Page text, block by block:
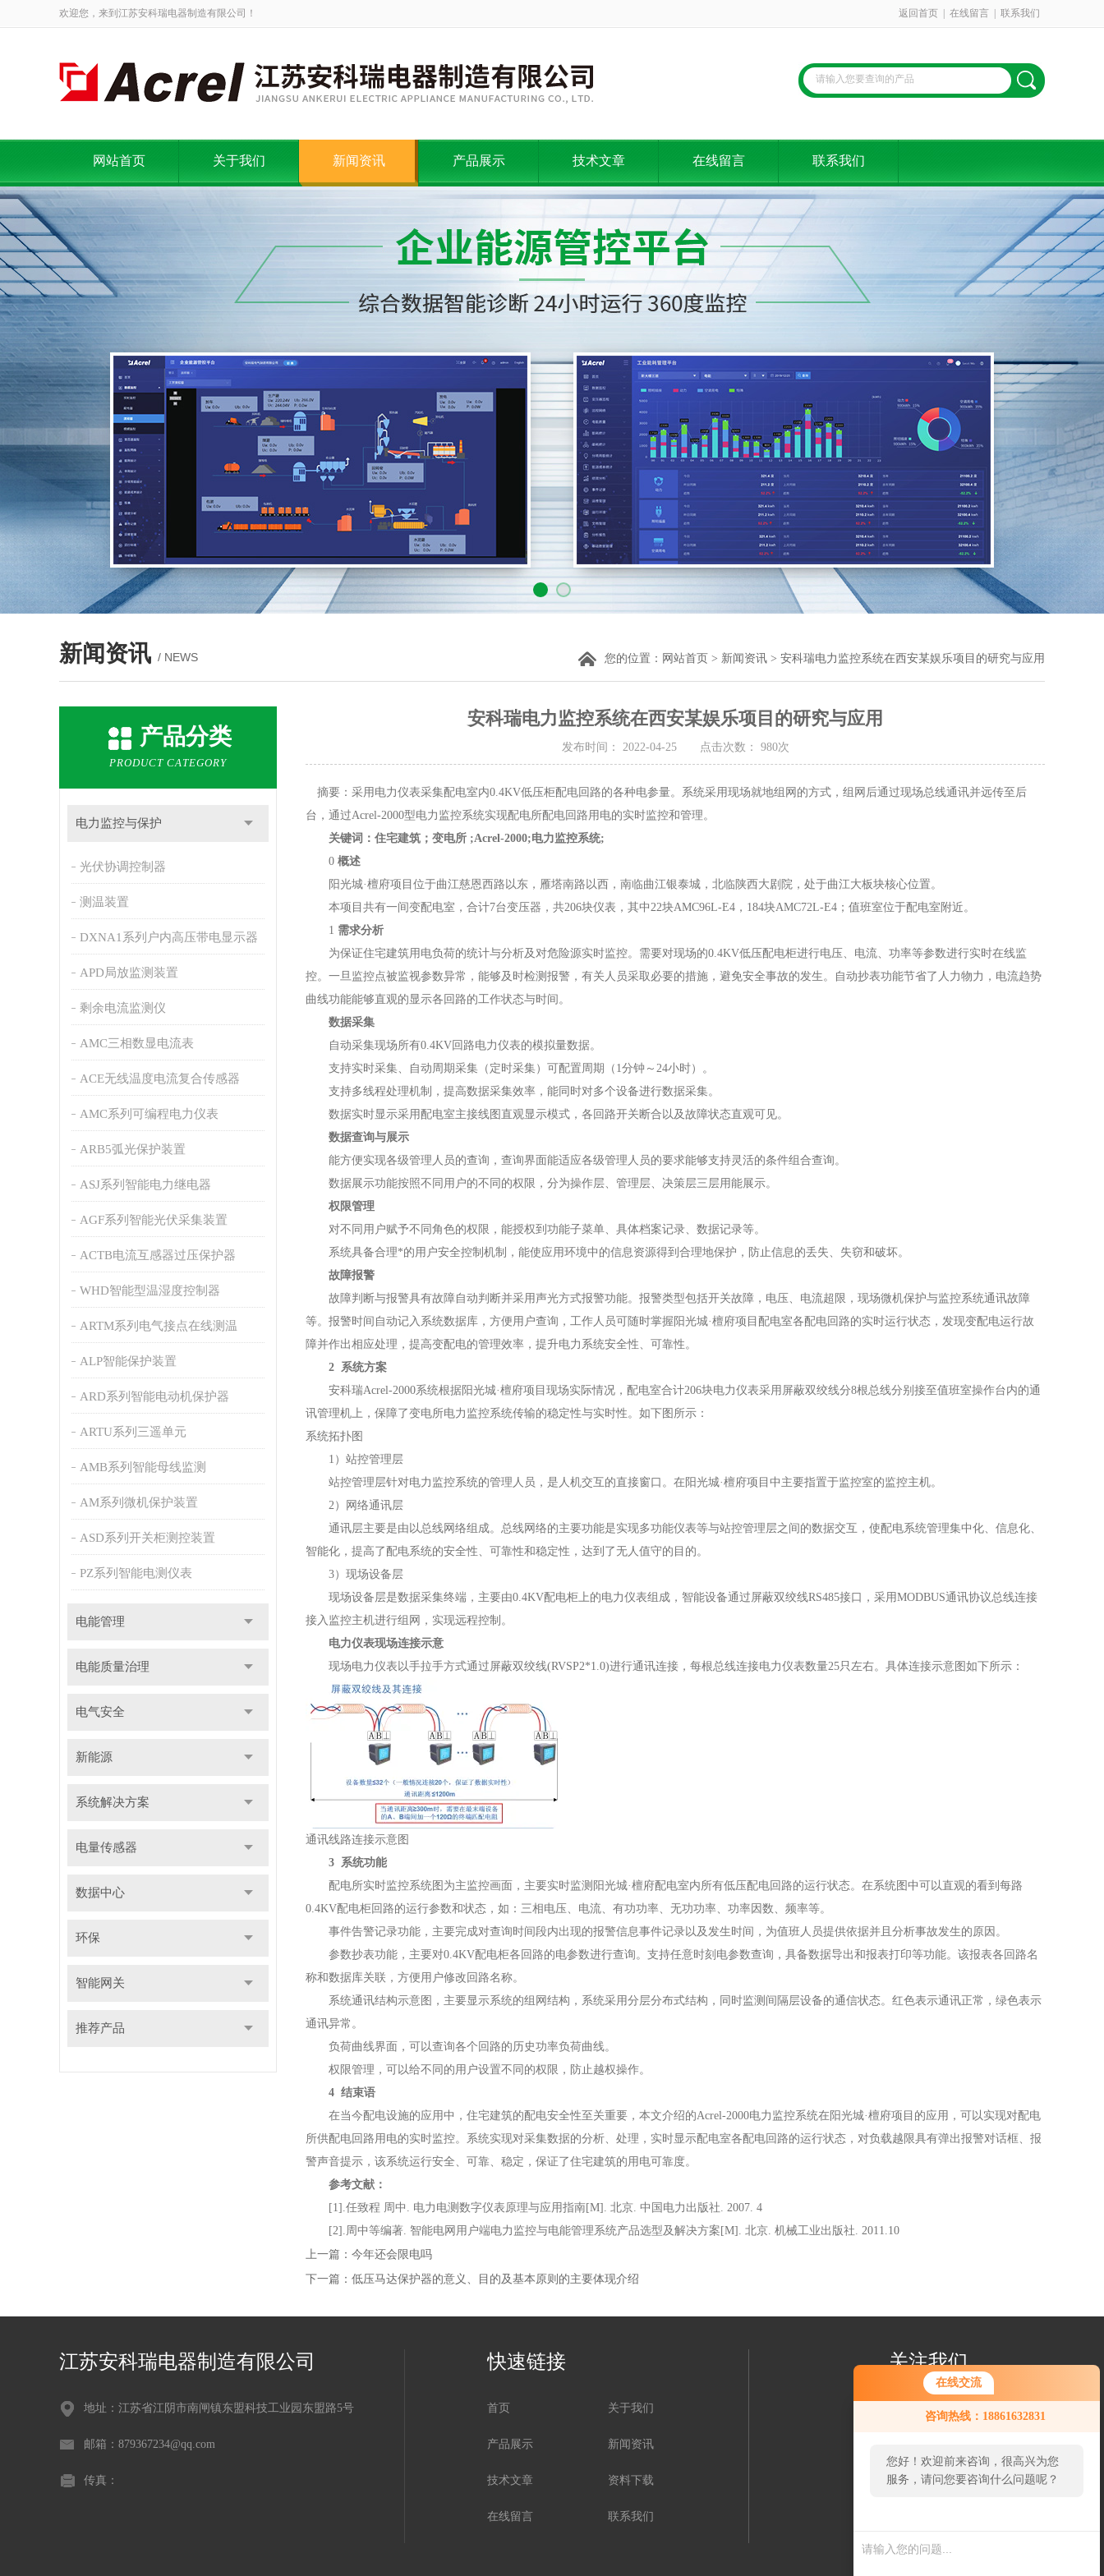
在线交流
咨询热线：18861632831
您好！欢迎前来咨询，很高兴为您
服务，请问您要咨询什么问题呢？
您好，看您停留很久了，是否找到
了需求产品，您可以直接在线与我
欢迎您，来到江苏安科瑞电器制造有限公司！ 返回首页 在线留言 联系我们
网站首页 关于我们 新闻资讯 产品展示 技术文章 在线留言 联系我们
新闻资讯 / NEWS 您的位置： 网站首页 > 新闻资讯 > 安科瑞电力监控系统在西安某娱乐项目的研究与应用
产品分类
PRODUCT CATEGORY
电力监控与保护
光伏协调控制器
测温装置
DXNA1系列户内高压带电显示器
APD局放监测装置
剩余电流监测仪
AMC三相数显电流表
ACE无线温度电流复合传感器
AMC系列可编程电力仪表
ARB5弧光保护装置
ASJ系列智能电力继电器
AGF系列智能光伏采集装置
ACTB电流互感器过压保护器
WHD智能型温湿度控制器
ARTM系列电气接点在线测温
ALP智能保护装置
ARD系列智能电动机保护器
ARTU系列三遥单元
AMB系列智能母线监测
AM系列微机保护装置
ASD系列开关柜测控装置
PZ系列智能电测仪表
电能管理
电能质量治理
电气安全
新能源
系统解决方案
电量传感器
数据中心
环保
智能网关
推荐产品
安科瑞电力监控系统在西安某娱乐项目的研究与应用
发布时间： 2022-04-25 点击次数： 980次
摘要：采用电力仪表采集配电室内0.4KV低压柜配电回路的各种电参量。系统采用现场就地组网的方式，组网后通过现场总线通讯并远传至后
台，通过Acrel-2000型电力监控系统实现配电所配电回路用电的实时监控和管理。
关键词： 住宅建筑 ；变电所 ;Acrel-2000;电力监控系统;
0 概述
阳光城·檀府项目位于曲江慈恩西路以东，雁塔南路以西，南临曲江银泰城，北临陕西大剧院，处于曲江大板块核心位置。
本项目共有一间变配电室，合计7台变压器，共206块仪表，其中22块AMC96L-E4，184块AMC72L-E4；值班室位于配电室附近。
1 需求分析
为保证住宅建筑用电负荷的统计与分析及对危险源实时监控。需要对现场的0.4KV低压配电柜进行电压、电流、功率等参数进行实时在线监
控。一旦监控点被监视参数异常，能够及时检测报警，有关人员采取必要的措施，避免安全事故的发生。自动抄表功能节省了人力物力，电流趋势
曲线功能能够直观的显示各回路的工作状态与时间。
数据采集
自动采集现场所有0.4KV回路电力仪表的模拟量数据。
支持实时采集、自动周期采集（定时采集）可配置周期（1分钟～24小时）。
支持多线程处理机制，提高数据采集效率，能同时对多个设备进行数据采集。
数据实时显示采用配电室主接线图直观显示模式，各回路开关断合以及故障状态直观可见。
数据查询与展示
能方便实现各级管理人员的查询，查询界面能适应各级管理人员的要求能够支持灵活的条件组合查询。
数据展示功能按照不同用户的不同的权限，分为操作层、管理层、决策层三层用能展示。
权限管理
对不同用户赋予不同角色的权限，能授权到功能子菜单、具体档案记录、数据记录等。
系统具备合理*的用户安全控制机制，能使应用环境中的信息资源得到合理地保护，防止信息的丢失、失窃和破坏。
故障报警
故障判断与报警具有故障自动判断并采用声光方式报警功能。报警类型包括开关故障，电压、电流超限，现场微机保护与监控系统通讯故障
等。报警时间自动记入系统数据库，方便用户查询，工作人员可随时掌握阳光城·檀府项目配电室各配电回路的实时运行状态，发现变配电运行故
障并作出相应处理，提高变配电的管理效率，提升电力系统安全性、可靠性。
2 系统方案
安科瑞Acrel-2000系统根据阳光城·檀府项目现场实际情况，配电室合计206块电力仪表采用屏蔽双绞线分8根总线分别接至值班室操作台内的通
讯管理机上，保障了变电所电力监控系统传输的稳定性与实时性。如下图所示：
系统拓扑图
1）站控管理层
站控管理层针对电力监控系统的管理人员，是人机交互的直接窗口。在阳光城·檀府项目中主要指置于监控室的监控主机。
2）网络通讯层
通讯层主要是由以总线网络组成。总线网络的主要功能是实现多功能仪表等与站控管理层之间的数据交互，使配电系统管理集中化、信息化、
智能化，提高了配电系统的安全性、可靠性和稳定性，达到了无人值守的目的。
3）现场设备层
现场设备层是数据采集终端，主要由0.4KV配电柜上的电力仪表组成，智能设备通过屏蔽双绞线RS485接口，采用MODBUS通讯协议总线连接
接入监控主机进行组网，实现远程控制。
电力仪表现场连接示意
现场电力仪表以手拉手方式通过屏蔽双绞线(RVSP2*1.0)进行通讯连接，每根总线连接电力仪表数量25只左右。具体连接示意图如下所示：
通讯线路连接示意图
3 系统功能
配电所实时监控系统图为主监控画面，主要实时监测阳光城·檀府配电室内所有低压配电回路的运行状态。在系统图中可以直观的看到每路
0.4KV配电柜回路的运行参数和状态，如：三相电压、电流、有功功率、无功功率、功率因数、频率等。
事件告警记录功能，主要完成对查询时间段内出现的报警信息事件记录以及发生时间，为值班人员提供依据并且分析事故发生的原因。
参数抄表功能，主要对0.4KV配电柜各回路的电参数进行查询。支持任意时刻电参数查询，具备数据导出和报表打印等功能。该报表各回路名
称和数据库关联，方便用户修改回路名称。
系统通讯结构示意图，主要显示系统的组网结构，系统采用分层分布式结构，同时监测间隔层设备的通信状态。红色表示通讯正常，绿色表示
通讯异常。
负荷曲线界面，可以查询各个回路的历史功率负荷曲线。
权限管理，可以给不同的用户设置不同的权限，防止越权操作。
4 结束语
在当今配电设施的应用中，住宅建筑的配电安全性至关重要，本文介绍的Acrel-2000电力监控系统在阳光城·檀府项目的应用，可以实现对配电
所供配电回路用电的实时监控。系统实现对采集数据的分析、处理，实时显示配电室各配电回路的运行状态，对负载越限具有弹出报警对话框、报
警声音提示，该系统运行安全、可靠、稳定，保证了住宅建筑的用电可靠度。
参考文献：
[1].任致程 周中. 电力电测数字仪表原理与应用指南[M]. 北京. 中国电力出版社. 2007. 4
[2].周中等编著. 智能电网用户端电力监控与电能管理系统产品选型及解决方案[M]. 北京. 机械工业出版社. 2011.10
上一篇： 今年还会限电吗
下一篇： 低压马达保护器的意义、目的及基本原则的主要体现介绍
江苏安科瑞电器制造有限公司
地址：江苏省江阴市南闸镇东盟科技工业园东盟路5号
邮箱：879367234@qq.com
传真：
快速链接
首页 关于我们
产品展示 新闻资讯
技术文章 资料下载
在线留言 联系我们
关注我们